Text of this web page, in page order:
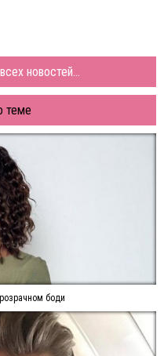
новостей...
теме
боди